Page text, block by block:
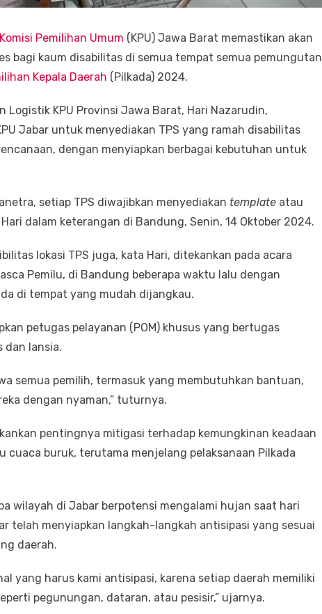
Komisi Pemilihan Umum (KPU) Jawa Barat memastikan akan
bagi kaum disabilitas di semua tempat semua pemungutan
Kepala Daerah (Pilkada) 2024.
Logistik KPU Provinsi Jawa Barat, Hari Nazarudin,
Jabar untuk menyediakan TPS yang ramah disabilitas
dengan menyiapkan berbagai kebutuhan untuk
setiap TPS diwajibkan menyediakan template atau
dalam keterangan di Bandung, Senin, 14 Oktober 2024.
lokasi TPS juga, kata Hari, ditekankan pada acara
Pemilu, di Bandung beberapa waktu lalu dengan
di tempat yang mudah dijangkau.
petugas pelayanan (POM) khusus yang bertugas
dan lansia.
semua pemilih, termasuk yang membutuhkan bantuan,
dengan nyaman,” tuturnya.
pentingnya mitigasi terhadap kemungkinan keadaan
cuaca buruk, terutama menjelang pelaksanaan Pilkada
wilayah di Jabar berpotensi mengalami hujan saat hari
telah menyiapkan langkah-langkah antisipasi yang sesuai
daerah.
yang harus kami antisipasi, karena setiap daerah memiliki
pegunungan, dataran, atau pesisir,” ujarnya.